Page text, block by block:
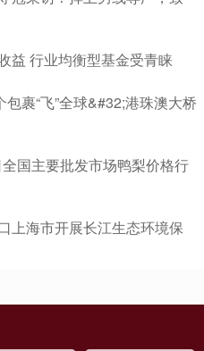
益 行业均衡型基金受青睐
裹“飞”全球&#32;港珠澳大桥
国主要批发市场鸭梨价格行
上海市开展长江生态环境保